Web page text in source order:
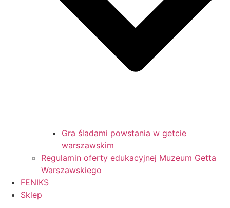
Gra śladami powstania w getcie
warszawskim
Regulamin oferty edukacyjnej Muzeum Getta
Warszawskiego
FENIKS
Sklep